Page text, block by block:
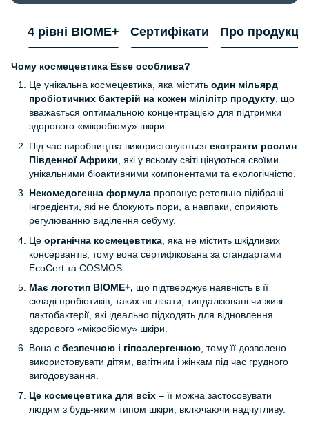
4 рівні BIOME+ Сертифікати Про
Чому космецевтика Esse особлива?
Це унікальна космецевтика, яка містить один мільярд
пробіотичних бактерій на кожен мілілітр продукту, що
вважається оптимальною концентрацією для підтримки
здорового «мікробіому» шкіри.
Під час виробництва використовуються екстракти рослин
Південної Африки , які у всьому світі цінуються своїми
унікальними біоактивними компонентами та екологічністю.
Некомедогенна формула пропонує ретельно підібрані
інгредієнти, які не блокують пори, а навпаки, сприяють
регулюванню виділення себуму.
Це органічна космецевтика , яка не містить шкідливих
консервантів, тому вона сертифікована за стандартами
EcoCert та COSMOS.
Має логотип BIOME+, що підтверджує наявність в її
складі пробіотиків, таких як лізати, тиндалізовані чи живі
лактобактерії, які ідеально підходять для відновлення
здорового «мікробіому» шкіри.
Вона є безпечною і гіпоалергенною, тому її дозволено
використовувати дітям, вагітним і жінкам під час грудного
вигодовування.
Це космецевтика для всіх – її можна застосовувати
людям з будь-яким типом шкіри, включаючи надчутливу.